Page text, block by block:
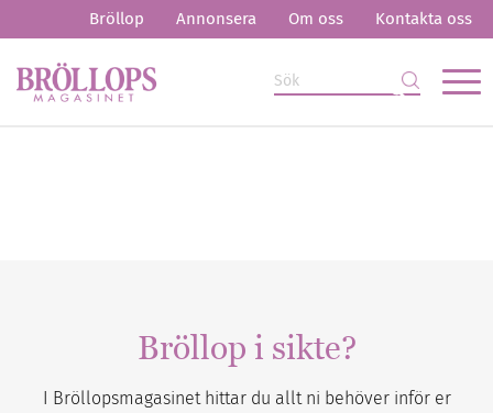
Bröllop Annonsera Om oss Kontakta oss
Bröllop i sikte?
I Bröllopsmagasinet hittar du allt ni behöver inför er